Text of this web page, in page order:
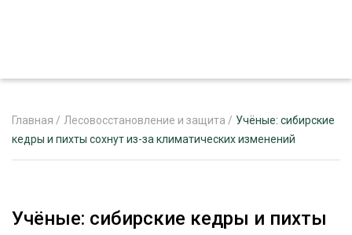
РЕКЛАМОДАТЕЛЯМ
Главная / Лесовосстановление и защита / Учёные: сибирские
кедры и пихты сохнут из-за климатических изменений
Учёные: сибирские кедры и пихты